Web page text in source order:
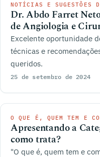
NOTÍCIAS E SUGESTÕES
Dr. Abdo Farret
de Angiologia e
Excelente oportunidade
técnicas e
queridos.
25 de setembro de 2024
O QUE É, QUEM TEM E
Apresentando a
como trata?
"O que é, quem tem e